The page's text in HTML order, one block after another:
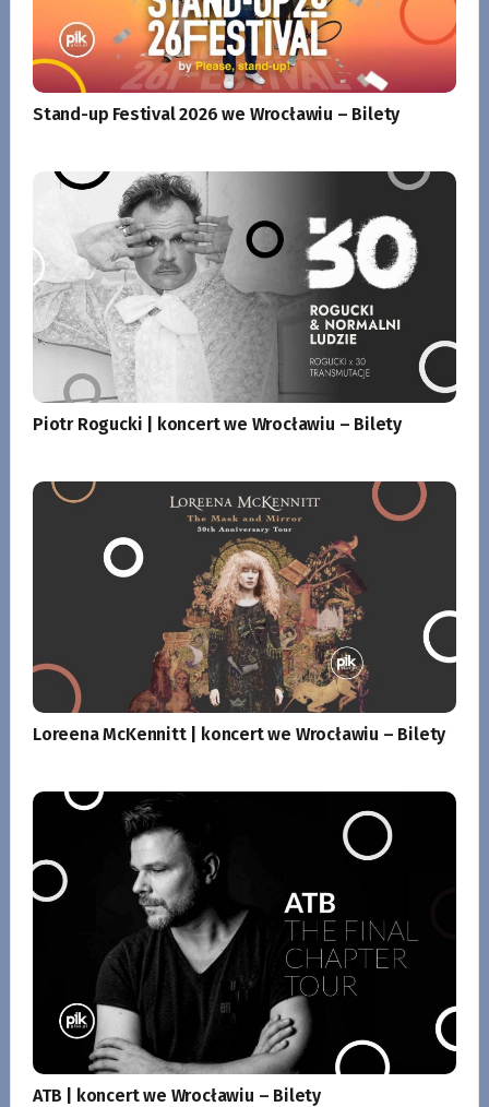
Stand-up Festival 2026 we Wrocławiu – Bilety
Piotr Rogucki | koncert we Wrocławiu – Bilety
Loreena McKennitt | koncert we Wrocławiu – Bilety
ATB | koncert we Wrocławiu – Bilety